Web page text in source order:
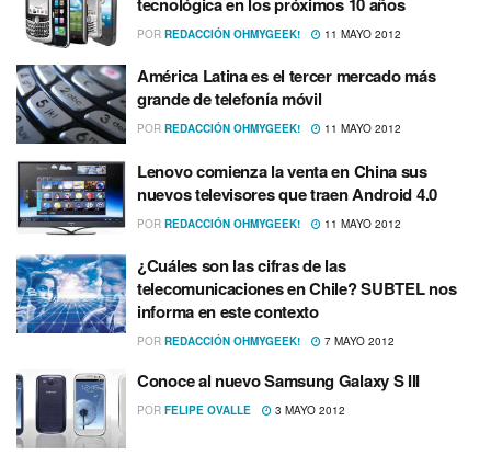
POR REDACCIÓN OHMYGEEK! 11 MAYO 2012
América Latina es el tercer mercado más
grande de telefoní­a móvil
POR REDACCIÓN OHMYGEEK! 11 MAYO 2012
Lenovo comienza la venta en China sus
nuevos televisores que traen Android 4.0
POR REDACCIÓN OHMYGEEK! 11 MAYO 2012
¿Cuáles son las cifras de las
telecomunicaciones en Chile? SUBTEL nos
informa en este contexto
POR REDACCIÓN OHMYGEEK! 7 MAYO 2012
Conoce al nuevo Samsung Galaxy S III
POR FELIPE OVALLE 3 MAYO 2012